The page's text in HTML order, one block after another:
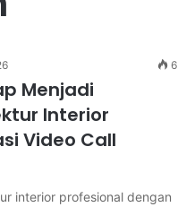
6
Menjadi
Interior
Video Call
interior profesional dengan